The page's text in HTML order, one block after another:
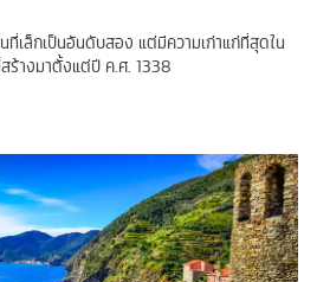
ที่เล็กเป็นอันดับสอง แต่มีความเก่าแก่ที่สุดใน
ร้างมาตั้งแต่ปี ค.ศ. 1338